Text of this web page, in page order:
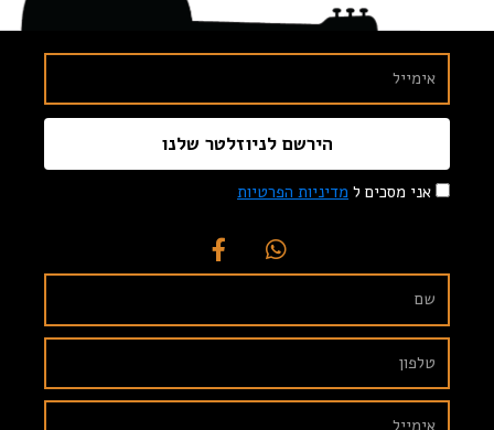
אני מסכים ל מדיניות הפרטיות
הירשם לניוזלטר שלנו